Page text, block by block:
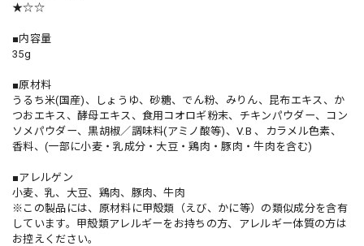
★☆☆
■内容量
35g
■原材料
うるち米(国産)、しょうゆ、砂糖、でん粉、みりん、昆布エキス、か
つおエキス、酵母エキス、食用コオロギ粉末、チキンパウダー、コン
ソメパウダー、黒胡椒／調味料(アミノ酸等)、V.B 、カラメル色素、
香料、(一部に小麦・乳成分・大豆・鶏肉・豚肉・牛肉を含む)
■アレルゲン
小麦、乳、大豆、鶏肉、豚肉、牛肉
※この製品には、原材料に甲殻類（えび、かに等）の類似成分を含有
しています。甲殻類アレルギーをお持ちの方、アレルギー体質の方は
お控えください。